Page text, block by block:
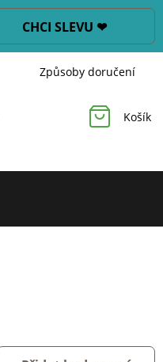
CHCI SLEVU ❤
Způsoby doručení
Košík